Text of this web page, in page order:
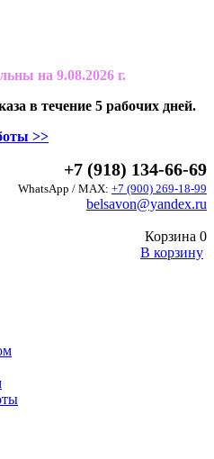
на 9.08.2026 г.
в течение 5 рабочих дней.
>>
+7 (918) 134-66-69
WhatsApp / MAX: +7 (900) 269-18-99
belsavon@yandex.ru
Корзина 0
В корзину